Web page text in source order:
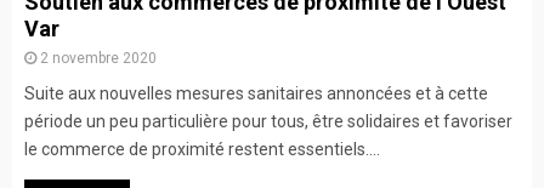
Var
2 novembre 2020
Suite aux nouvelles mesures sanitaires annoncées et à cette
période un peu particulière pour tous, être solidaires et favoriser
le commerce de proximité restent essentiels....